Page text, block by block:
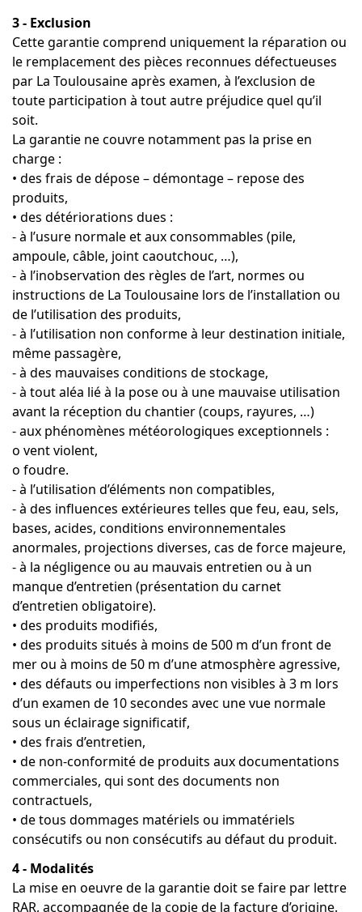
3 - Exclusion
Cette garantie comprend uniquement la réparation ou
le remplacement des pièces reconnues défectueuses
par La Toulousaine après examen, à l’exclusion de
toute participation à tout autre préjudice quel qu’il
soit.
La garantie ne couvre notamment pas la prise en
charge :
• des frais de dépose – démontage – repose des
produits,
• des détériorations dues :
- à l’usure normale et aux consommables (pile,
ampoule, câble, joint caoutchouc, …),
- à l’inobservation des règles de l’art, normes ou
instructions de La Toulousaine lors de l’installation ou
de l’utilisation des produits,
- à l’utilisation non conforme à leur destination initiale,
même passagère,
- à des mauvaises conditions de stockage,
- à tout aléa lié à la pose ou à une mauvaise utilisation
avant la réception du chantier (coups, rayures, …)
- aux phénomènes météorologiques exceptionnels :
o vent violent,
o foudre.
- à l’utilisation d’éléments non compatibles,
- à des influences extérieures telles que feu, eau, sels,
bases, acides, conditions environnementales
anormales, projections diverses, cas de force majeure,
- à la négligence ou au mauvais entretien ou à un
manque d’entretien (présentation du carnet
d’entretien obligatoire).
• des produits modifiés,
• des produits situés à moins de 500 m d’un front de
mer ou à moins de 50 m d’une atmosphère agressive,
• des défauts ou imperfections non visibles à 3 m lors
d’un examen de 10 secondes avec une vue normale
sous un éclairage significatif,
• des frais d’entretien,
• de non-conformité de produits aux documentations
commerciales, qui sont des documents non
contractuels,
• de tous dommages matériels ou immatériels
consécutifs ou non consécutifs au défaut du produit.
4 - Modalités
La mise en oeuvre de la garantie doit se faire par lettre
RAR, accompagnée de la copie de la facture d’origine.